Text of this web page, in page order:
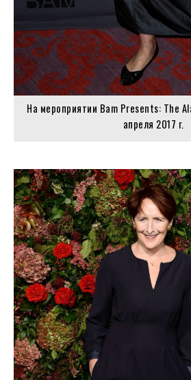
На мероприятии Bam Presents: The
апреля 2017 г.